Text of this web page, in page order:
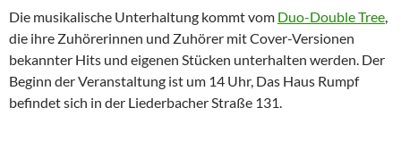
Die musikalische Unterhaltung kommt vom Duo-Double Tree,
die ihre Zuhörerinnen und Zuhörer mit Cover-Versionen
bekannter Hits und eigenen Stücken unterhalten werden. Der
Beginn der Veranstaltung ist um 14 Uhr, Das Haus Rumpf
befindet sich in der Liederbacher Straße 131.